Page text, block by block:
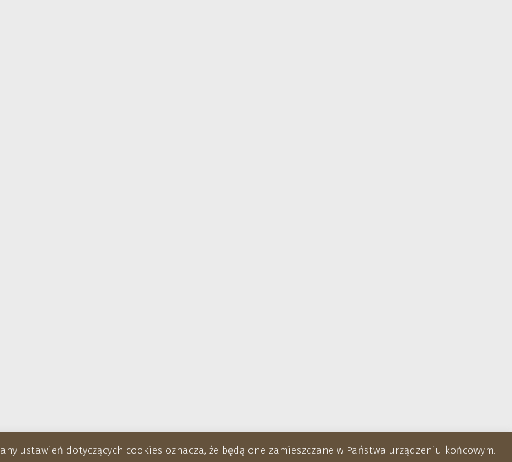
ustawień dotyczących cookies oznacza, że będą one zamieszczane w Państwa urządzeniu końcowym.